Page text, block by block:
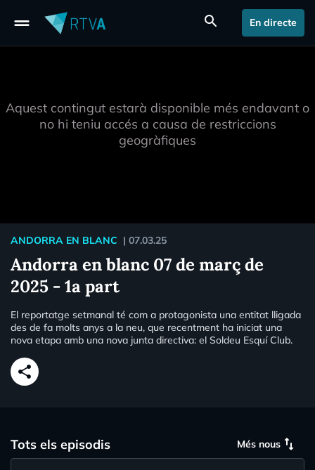
drag_handle search En directe
Aquest contingut estarà disponible més endavant o
no hi teniu accés a causa de restriccions
geogràfiques
ANDORRA EN BLANC | 07.03.25
Andorra en blanc 07 de març de
2025 - 1a part
El reportatge setmanal té com a protagonista una entitat lligada
des de fa molts anys a la neu, que recentment ha iniciat una
nova etapa amb una nova junta directiva: el Soldeu Esquí Club.
share
Tots els episodis Més nous swap_vert